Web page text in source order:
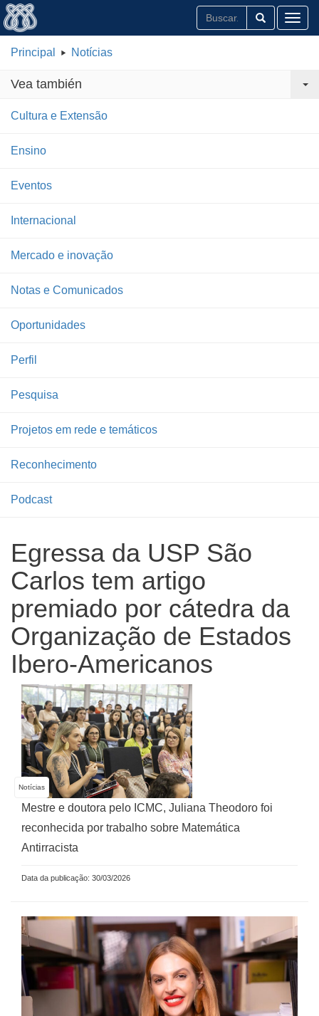
Principal Notícias
Vea también
Cultura e Extensão
Ensino
Eventos
Internacional
Mercado e inovação
Notas e Comunicados
Oportunidades
Perfil
Pesquisa
Projetos em rede e temáticos
Reconhecimento
Podcast
Egressa da USP São
Carlos tem artigo
premiado por cátedra da
Organização de Estados
Ibero-Americanos
Notícias
Mestre e doutora pelo ICMC, Juliana Theodoro foi
reconhecida por trabalho sobre Matemática
Antirracista
Data da publicação: 30/03/2026